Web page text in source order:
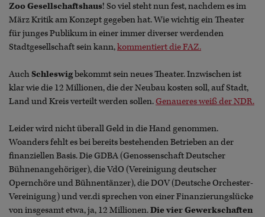
Zoo Gesellschaftshaus! So viel steht nun fest, nachdem es im
März Kritik am Konzept gegeben hat. Wie wichtig ein Theater
für junges Publikum in einer immer diverser werdenden
Stadtgesellschaft sein kann,kommentiert die FAZ.
AuchSchleswigbekommt sein neues Theater. Inzwischen ist
klar wie die 12 Millionen, die der Neubau kosten soll, auf Stadt,
Land und Kreis verteilt werden sollen.Genaueres weiß der NDR.
Leider wird nicht überall Geld in die Hand genommen.
Woanders fehlt es bei bereits bestehenden Betrieben an der
finanziellen Basis. Die GDBA (Genossenschaft Deutscher
Bühnenangehöriger), die VdO (Vereinigung deutscher
Opernchöre und Bühnentänzer), die DOV (Deutsche Orchester-
Vereinigung) und ver.di sprechen von einer Finanzierungslücke
von insgesamt etwa, ja, 12 Millionen.Die vier Gewerkschaften